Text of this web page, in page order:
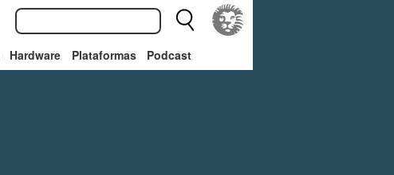
Hardware Plataformas Podcast